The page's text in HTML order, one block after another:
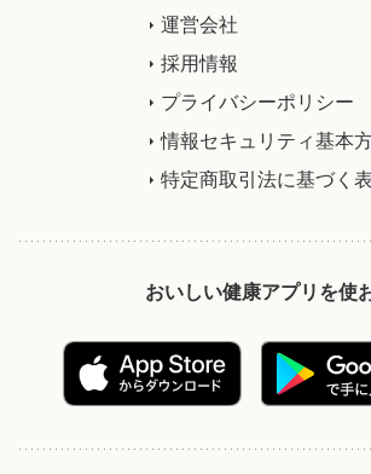
運営会社
採用情報
プライバシーポリシー
情報セキュリティ基本
特定商取引法に基づく
おいしい健康アプリを使